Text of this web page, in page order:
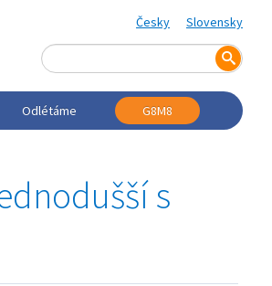
Česky Slovensky
Odlétáme G8M8
s